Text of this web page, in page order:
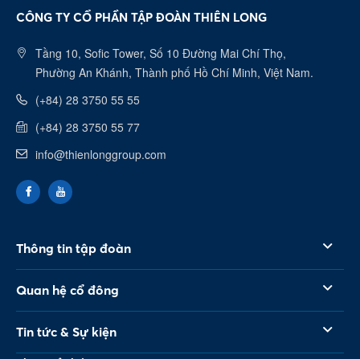
CÔNG TY CỔ PHẦN TẬP ĐOÀN THIÊN LONG
Tầng 10, Sofic Tower, Số 10 Đường Mai Chí Thọ,
Phường An Khánh, Thành phố Hồ Chí Minh, Việt Nam.
(+84) 28 3750 55 55
(+84) 28 3750 55 77
info@thienlonggroup.com
Thông tin tập đoàn
Quan hệ cổ đông
Tin tức & Sự kiện